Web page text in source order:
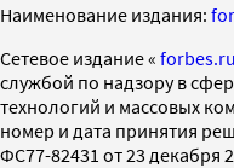
Наименование издания:
Cетевое издание « forbes.ru
службой по надзору в
технологий и массовых
номер и дата принятия
ФС77-82431 от 23 декабря